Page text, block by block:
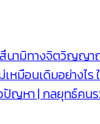
สึนามิทางจิตวิญญ
หมือนเดิมอย่างไร
ปัญหา | กลยุทธ์คน